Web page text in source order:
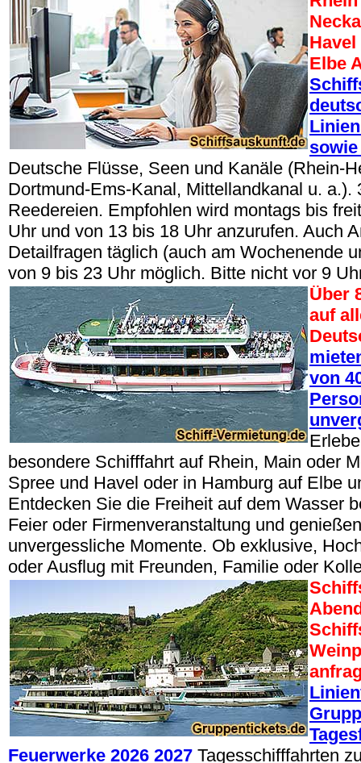
Elbe
Deutsche Flüsse, Seen und Kanäle (Rhein-
Dortmund-Ems-Kanal, Mittellandkanal u. a.).
Reedereien. Empfohlen wird montags bis
Uhr und von 13 bis 18 Uhr anzurufen. Auch
Detailfragen täglich (auch am Wochenende
von 9 bis 23 Uhr möglich. Bitte nicht vor 9
Über
auf
von
besondere Schifffahrt auf Rhein, Main oder
Spree und Havel oder in Hamburg auf Elbe
Entdecken Sie die Freiheit auf dem Wasser
Feier oder Firmenveranstaltung und
unvergessliche Momente. Ob exklusive,
oder Ausflug mit Freunden, Familie oder
Feuerwerke 2026 2027 Tagesschifffahrten